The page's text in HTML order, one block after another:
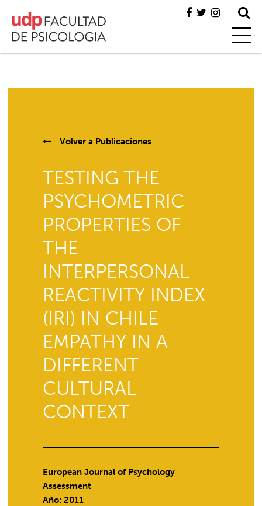
Volver a Publicaciones
TESTING THE
PSYCHOMETRIC
PROPERTIES OF
THE
INTERPERSONAL
REACTIVITY INDEX
(IRI) IN CHILE
EMPATHY IN A
DIFFERENT
CULTURAL
CONTEXT
European Journal of Psychology
Assessment
Año: 2011